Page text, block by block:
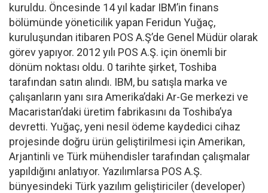
kuruldu. Öncesinde 14 yıl kadar IBM’in finans
bölümünde yöneticilik yapan Feridun Yuğaç,
kuruluşundan itibaren POS A.Ş’de Genel Müdür olarak
görev yapıyor. 2012 yılı POS A.Ş. için önemli bir
dönüm noktası oldu. 0 tarihte şirket, Toshiba
tarafından satın alındı. IBM, bu satışla marka ve
çalışanların yanı sıra Amerika’daki Ar-Ge merkezi ve
Macaristan’daki üretim fabrikasını da Toshiba’ya
devretti. Yuğaç, yeni nesil ödeme kaydedici cihaz
projesinde doğru ürün geliştirilmesi için Amerikan,
Arjantinli ve Türk mühendisler tarafından çalışmalar
yapıldığını anlatıyor. Yazılımlarsa POS A.Ş.
bünyesindeki Türk yazılım geliştiriciler (developer)